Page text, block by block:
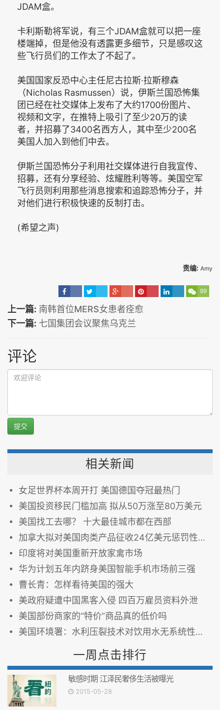
JDAM盒。
卡利斯勒将军说，有三个JDAM盒就可以把一座
楼端掉，但是他没有透露更多细节，只是感叹这
些飞行员们的工作太了不起了。
美国国家反恐中心主任尼古拉斯·拉斯穆森
（Nicholas Rasmussen）说，伊斯兰国恐怖集
团已经在社交媒体上发布了大约1700份图片、
视频和文字，在推特上吸引了至少20万的读
者，并招募了3400名西方人，其中至少200名
美国人加入到他们中去。
伊斯兰国恐怖分子利用社交媒体进行自我宣传、
招募，还有分享经验、炫耀胜利等等。美国空军
飞行员则利用那些消息搜索和追踪恐怖分子，并
对他们进行积极快速的反制打击。
(希望之声)
责编: Amy
99
上一篇: 南韩首位MERS女患者痊愈
下一篇: 七国集团会议聚焦乌克兰
评论
提交
相关新闻
女足世界杯本周开打 美国德国夺冠最热门
美国投资移民门槛加高 拟从50万涨至80万美元
美国找工去哪？ 十大最佳城市都在西部
加拿大拟对美国肉类产品征收24亿美元惩罚性关税
印度将对美国重新开放家禽市场
华为计划五年内跻身美国智能手机市场前三强
曹长青：怎样看待美国的强大
美政府疑遭中国黑客入侵 四百万雇员资料外泄
美国部份商家的“特价”商品真的低价吗
美国环境署：水利压裂技术对饮用水无系统性威胁
一周点击排行
敏感时期 江泽民奢侈生活被曝光
2015-05-28